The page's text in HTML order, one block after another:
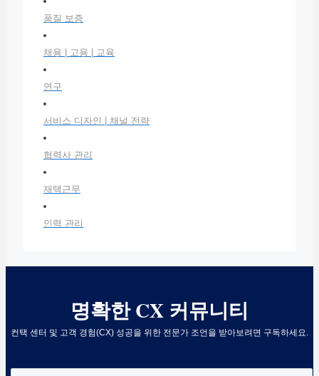
품질 보증
채용 | 고용 | 교육
연구
서비스 디자인 | 채널 전략
협력사 관리
재택근무
인력 관리
명확한 CX 커뮤니티
컨택 센터 및 고객 경험(CX) 성공을 위한 전문가 조언을 받아보려면 구독하세요.